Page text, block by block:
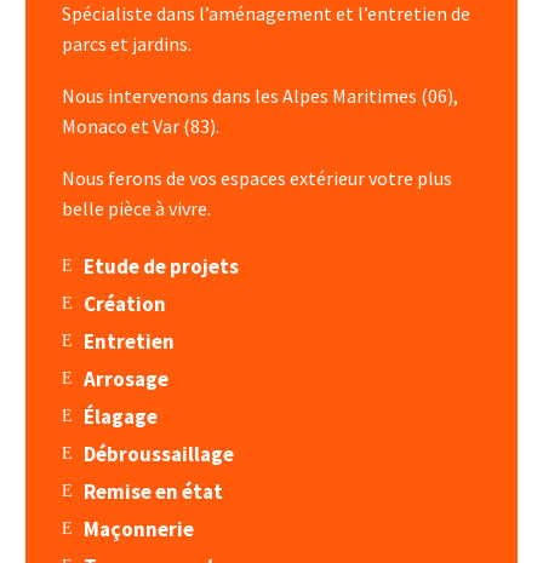
Spécialiste dans l’aménagement et l’entretien de
parcs et jardins.
Nous intervenons dans les Alpes Maritimes (06),
Monaco et Var (83).
Nous ferons de vos espaces extérieur votre plus
belle pièce à vivre.
Etude de projets
Création
Entretien
Arrosage
Élagage
Débroussaillage
Remise en état
Maçonnerie